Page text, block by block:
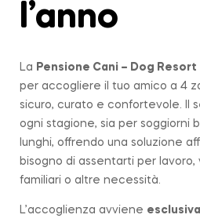
l’anno
La Pensione Cani – Dog Resort
per accogliere il tuo amico a 4
sicuro, curato e confortevole. Il
ogni stagione, sia per soggiorni
lunghi, offrendo una soluzione
bisogno di assentarti per
familiari o altre necessità.
L’accoglienza avviene